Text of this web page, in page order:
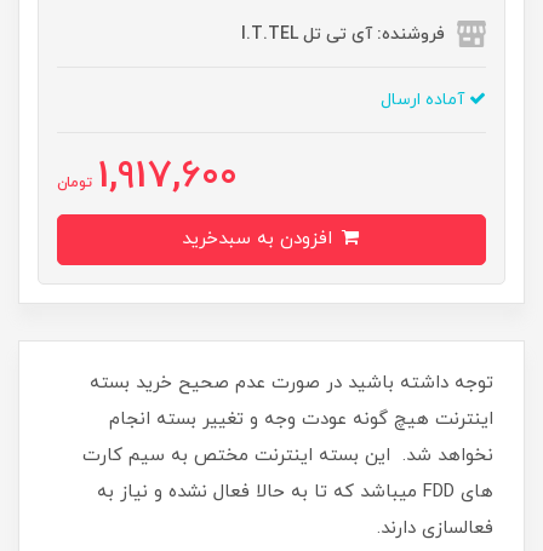
فروشنده: آی تی تل I.T.TEL
آماده ارسال
1,917,600 تومان
توجه داشته باشید در صورت عدم صحیح خرید بسته
اینترنت هیچ گونه عودت وجه و تغییر بسته انجام
نخواهد شد. این بسته اینترنت مختص به سیم کارت
های FDD میباشد که تا به حالا فعال نشده و نیاز به
فعالسازی دارند.